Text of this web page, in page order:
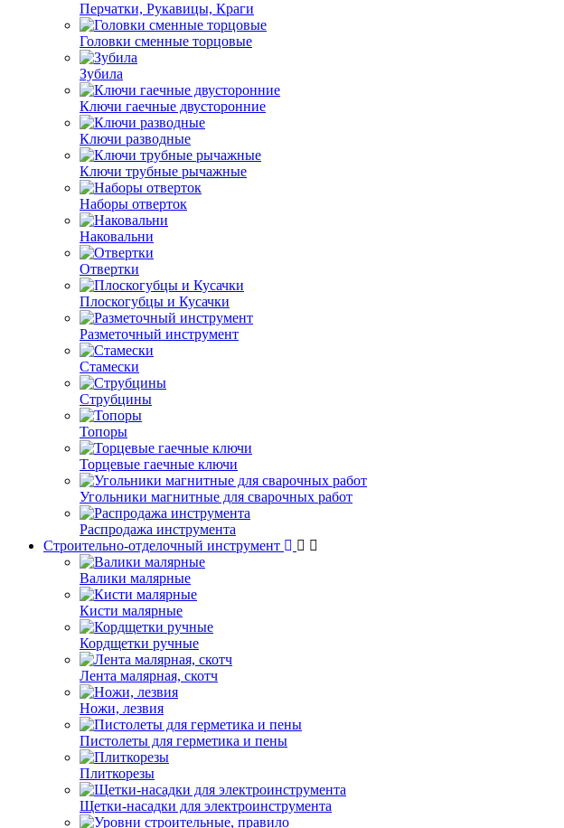
Перчатки, Рукавицы, Краги
Головки сменные торцовые
Зубила
Ключи гаечные двусторонние
Ключи разводные
Ключи трубные рычажные
Наборы отверток
Наковальни
Отвертки
Плоскогубцы и Кусачки
Разметочный инструмент
Стамески
Струбцины
Топоры
Торцевые гаечные ключи
Угольники магнитные для сварочных работ
Распродажа инструмента
Строительно-отделочный инструмент
Валики малярные
Кисти малярные
Кордщетки ручные
Лента малярная, скотч
Ножи, лезвия
Пистолеты для герметика и пены
Плиткорезы
Щетки-насадки для электроинструмента